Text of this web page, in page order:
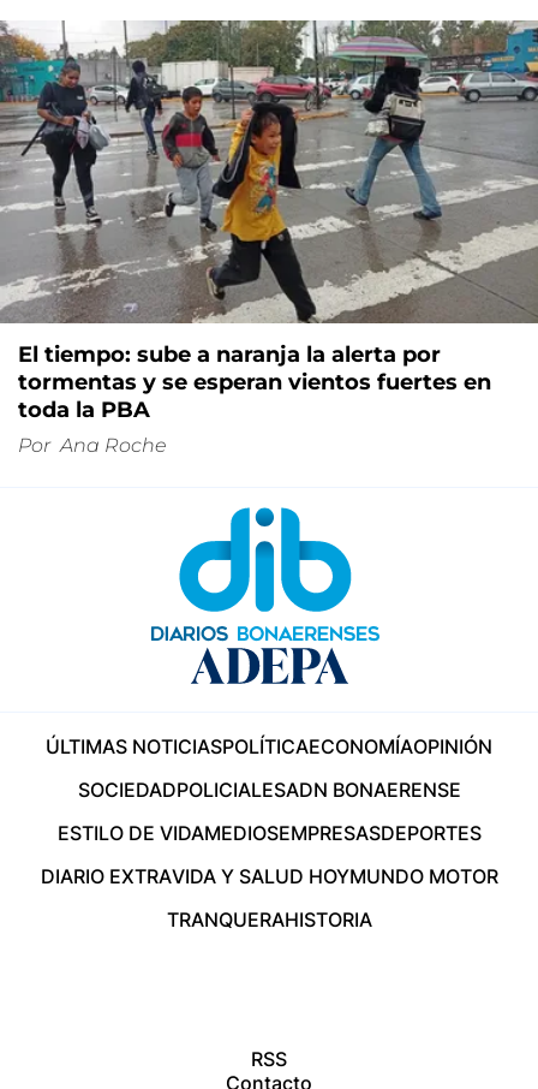
El tiempo: sube a naranja la alerta por
tormentas y se esperan vientos fuertes en
toda la PBA
Por Ana Roche
ÚLTIMAS NOTICIASPOLÍTICAECONOMÍAOPINIÓN
SOCIEDADPOLICIALESADN BONAERENSE
ESTILO DE VIDAMEDIOSEMPRESASDEPORTES
DIARIO EXTRAVIDA Y SALUD HOYMUNDO MOTOR
TRANQUERAHISTORIA
RSS
Contacto